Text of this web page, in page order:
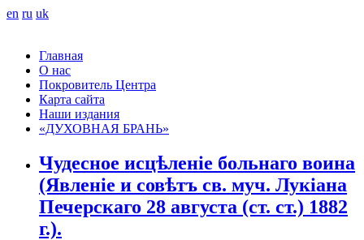
en ru uk
Главная
О нас
Покровитель Центра
Карта сайта
Наши издания
«ДУХОВНАЯ БРАНЬ»
Чудесное исцѣленіе больнаго воина
(Явленіе и совѣтъ св. муч. Лукіана
Печерскаго 28 августа (ст. ст.) 1882
г.).